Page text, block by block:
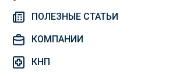
ПОЛЕЗНЫЕ СТАТЬИ
КОМПАНИИ
КНП